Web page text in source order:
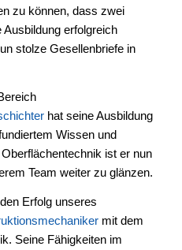
zu können, dass zwei
erfolgreich
stolze Gesellenbriefe in
hat seine Ausbildung
Wissen und
ist er nun
Team weiter zu glänzen.
Erfolg unseres
mit dem
Seine Fähigkeiten im